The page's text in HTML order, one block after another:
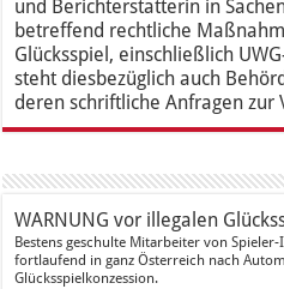
und Berichterstatterin in
betreffend rechtliche
Glücksspiel, einschließlich
steht diesbezüglich auch
deren schriftliche Anfragen zur
WARNUNG vor illegalen
Bestens geschulte Mitarbeiter von
fortlaufend in ganz Österreich nach
Glücksspielkonzession.